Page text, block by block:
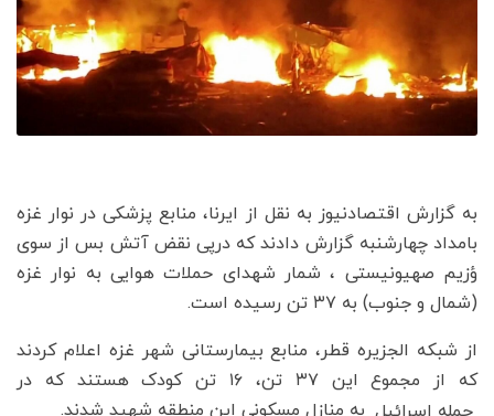
به گزارش اقتصادنیوز به نقل از ایرنا، منابع پزشکی در نوار غزه
بامداد چهارشنبه گزارش دادند که درپی نقض آتش بس از سوی
ؤزیم صهیونیستی ، شمار شهدای حملات هوایی به نوار غزه
(شمال و جنوب) به ۳۷ تن رسیده است.
از شبکه الجزیره قطر، منابع بیمارستانی شهر غزه اعلام کردند
که از مجموع این ۳۷ تن، ۱۶ تن کودک هستند که در
به منازل مسکونی این منطقه شهید شدند.